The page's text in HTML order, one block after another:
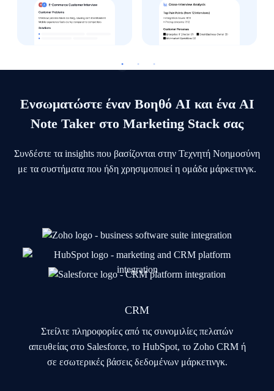
Ενσωματώστε έναν Βοηθό AI και ένα AI
Note Taker στο Marketing Stack σας
Συνδέστε τα insights που βασίζονται στην Τεχνητή Νοημοσύνη
με τα συστήματα που ήδη χρησιμοποιεί η ομάδα μάρκετινγκ.
CRM
Στείλτε πληροφορίες από τις συνομιλίες πελατών
απευθείας στο Salesforce, το HubSpot, το Zoho CRM ή
σε εσωτερικές βάσεις δεδομένων μάρκετινγκ.